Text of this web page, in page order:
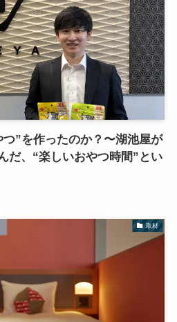
”を作ったのか？〜湖池屋が
だ、“楽しいおやつ時間”とい
取材